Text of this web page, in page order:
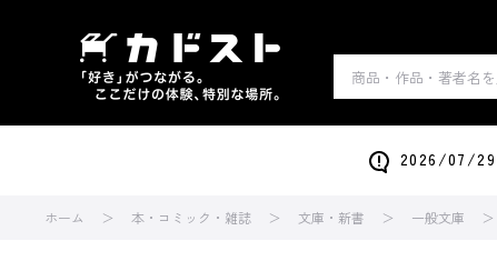
2026/07/29
ホーム 本・コミック・雑誌 文庫・新書 一般文庫